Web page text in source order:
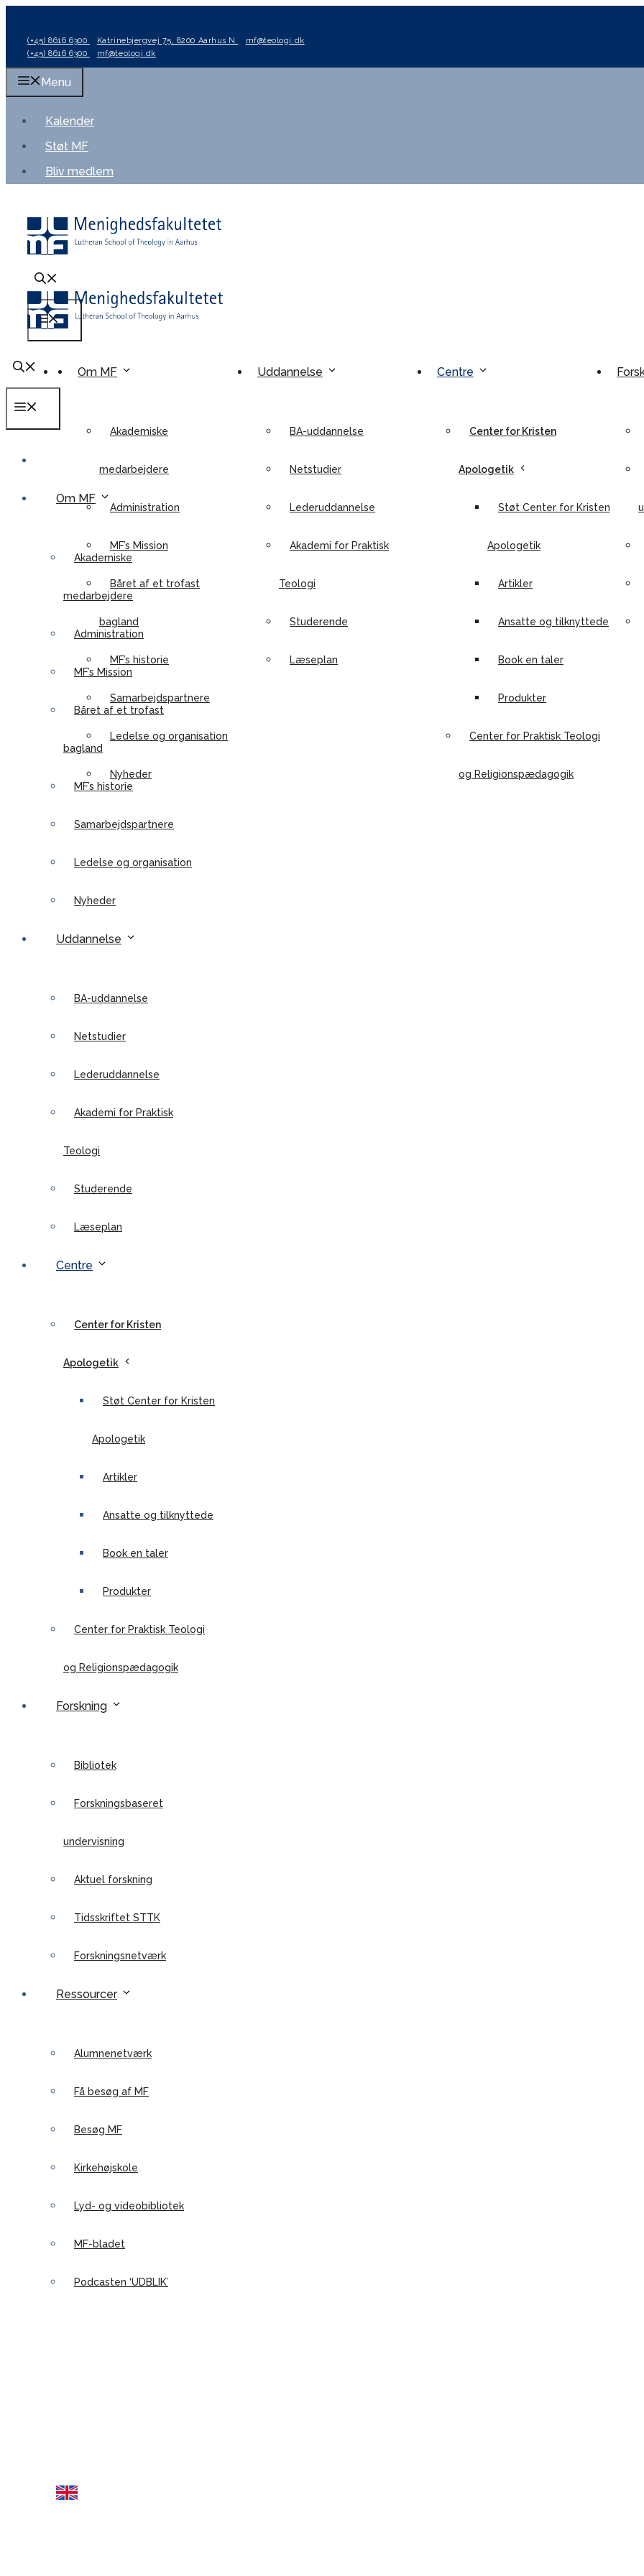
indhold
(+45) 8616 6300 Katrinebjergvej 75, 8200 Aarhus N
mf@teologi.dk
(+45) 8616 6300
mf@teologi.dk
Menu
Kalender
Støt MF
Bliv medlem
Menu
Om MF
Akademiske
medarbejdere
Administration
MF’s Mission
Båret af et trofast
bagland
MF’s historie
Samarbejdspartnere
Ledelse og organisation
Nyheder
Uddannelse
BA-uddannelse
Netstudier
Lederuddannelse
Akademi for Praktisk
Teologi
Studerende
Læseplan
Centre
Center for Kristen
Apologetik
Støt Center for Kristen
Apologetik
Artikler
Ansatte og tilknyttede
Book en taler
Produkter
Center for Praktisk Teologi
og Religionspædagogik
Om MF
Akademiske
medarbejdere
Administration
MF’s Mission
Båret af et trofast
bagland
MF’s historie
Samarbejdspartnere
Ledelse og organisation
Nyheder
Uddannelse
BA-uddannelse
Netstudier
Lederuddannelse
Akademi for Praktisk
Teologi
Studerende
Læseplan
Centre
Center for Kristen
Apologetik
Støt Center for Kristen
Apologetik
Artikler
Ansatte og tilknyttede
Book en taler
Produkter
Center for Praktisk Teologi
og Religionspædagogik
Forskning
Bibliotek
Forskningsbaseret
undervisning
Aktuel forskning
Tidsskriftet STTK
Forskningsnetværk
Ressourcer
Alumnenetværk
Få besøg af MF
Besøg MF
Kirkehøjskole
Lyd- og videobibliotek
MF-bladet
Podcasten ‘UDBLIK’